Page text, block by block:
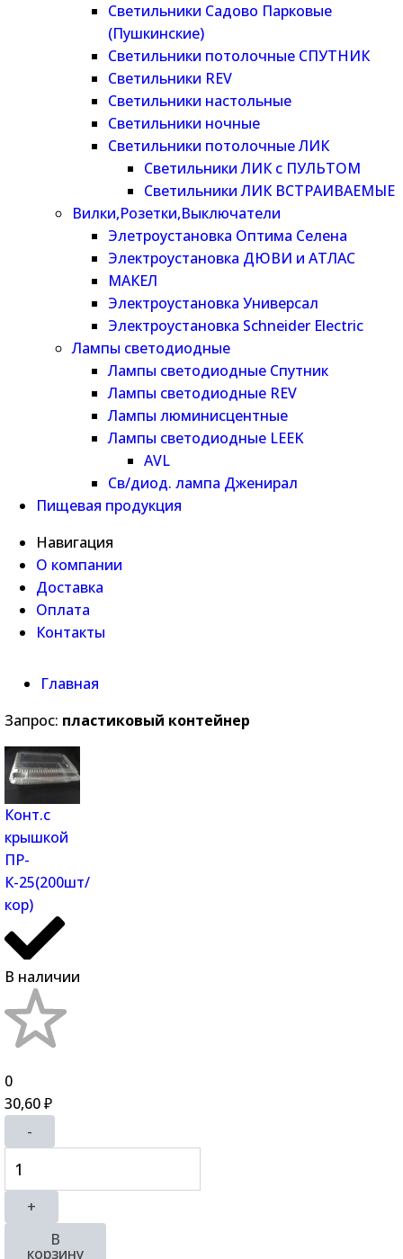
Светильники Садово Парковые
(Пушкинские)
Светильники потолочные СПУТНИК
Светильники REV
Светильники настольные
Светильники ночные
Светильники потолочные ЛИК
Светильники ЛИК с ПУЛЬТОМ
Светильники ЛИК ВСТРАИВАЕМЫЕ
Вилки,Розетки,Выключатели
Элетроустановка Оптима Селена
Электроустановка ДЮВИ и АТЛАС
МАКЕЛ
Электроустановка Универсал
Электроустановка Schneider Electric
Лампы светодиодные
Лампы светодиодные Спутник
Лампы светодиодные REV
Лампы люминисцентные
Лампы светодиодные LEEK
AVL
Св/диод. лампа Дженирал
Пищевая продукция
Навигация
О компании
Доставка
Оплата
Контакты
Главная
Запрос: пластиковый контейнер
Конт.с
крышкой
ПР-
К-25(200шт/
кор)
В наличии
0
30,60 ₽
-
+
В
корзину